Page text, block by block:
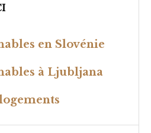
en Slovénie
à Ljubljana